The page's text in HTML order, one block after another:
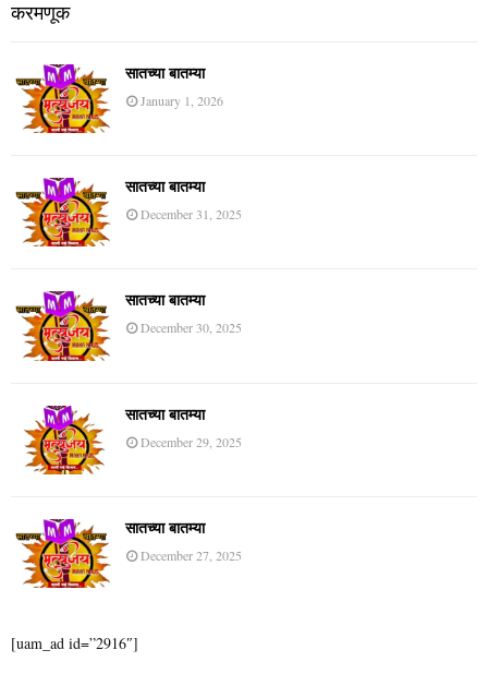
करमणूक
सातच्या बातम्या
January 1, 2026
सातच्या बातम्या
December 31, 2025
सातच्या बातम्या
December 30, 2025
सातच्या बातम्या
December 29, 2025
सातच्या बातम्या
December 27, 2025
[uam_ad id=”2916″]